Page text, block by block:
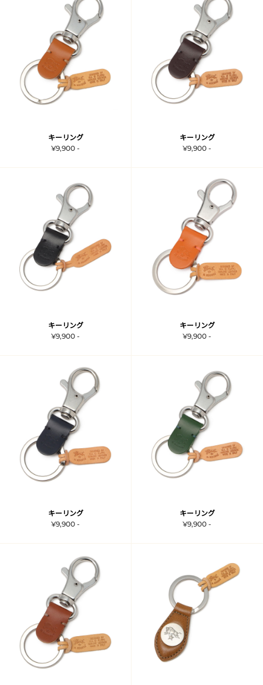
キーリング
¥9,900 -
キーリング
¥9,900 -
キーリング
¥9,900 -
キーリング
¥9,900 -
キーリング
¥9,900 -
キーリング
¥9,900 -